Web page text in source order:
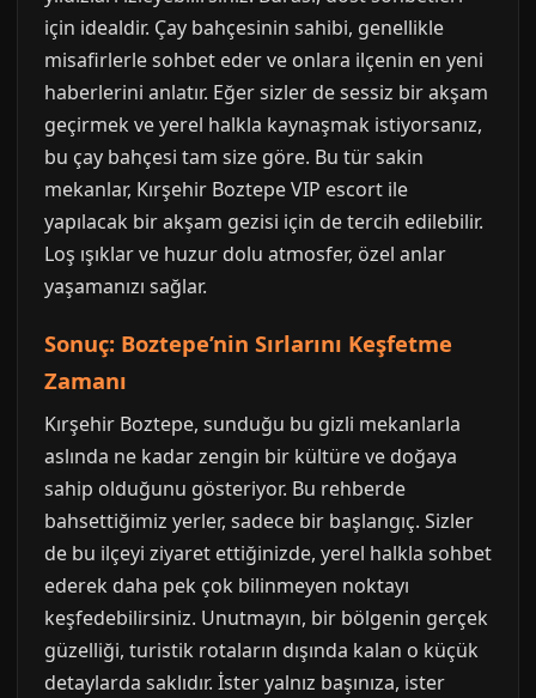
için idealdir. Çay bahçesinin sahibi, genellikle
misafirlerle sohbet eder ve onlara ilçenin en yeni
haberlerini anlatır. Eğer sizler de sessiz bir akşam
geçirmek ve yerel halkla kaynaşmak istiyorsanız,
bu çay bahçesi tam size göre. Bu tür sakin
mekanlar, Kırşehir Boztepe VIP escort ile
yapılacak bir akşam gezisi için de tercih edilebilir.
Loş ışıklar ve huzur dolu atmosfer, özel anlar
yaşamanızı sağlar.
Sonuç: Boztepe’nin Sırlarını Keşfetme
Zamanı
Kırşehir Boztepe, sunduğu bu gizli mekanlarla
aslında ne kadar zengin bir kültüre ve doğaya
sahip olduğunu gösteriyor. Bu rehberde
bahsettiğimiz yerler, sadece bir başlangıç. Sizler
de bu ilçeyi ziyaret ettiğinizde, yerel halkla sohbet
ederek daha pek çok bilinmeyen noktayı
keşfedebilirsiniz. Unutmayın, bir bölgenin gerçek
güzelliği, turistik rotaların dışında kalan o küçük
detaylarda saklıdır. İster yalnız başınıza, ister